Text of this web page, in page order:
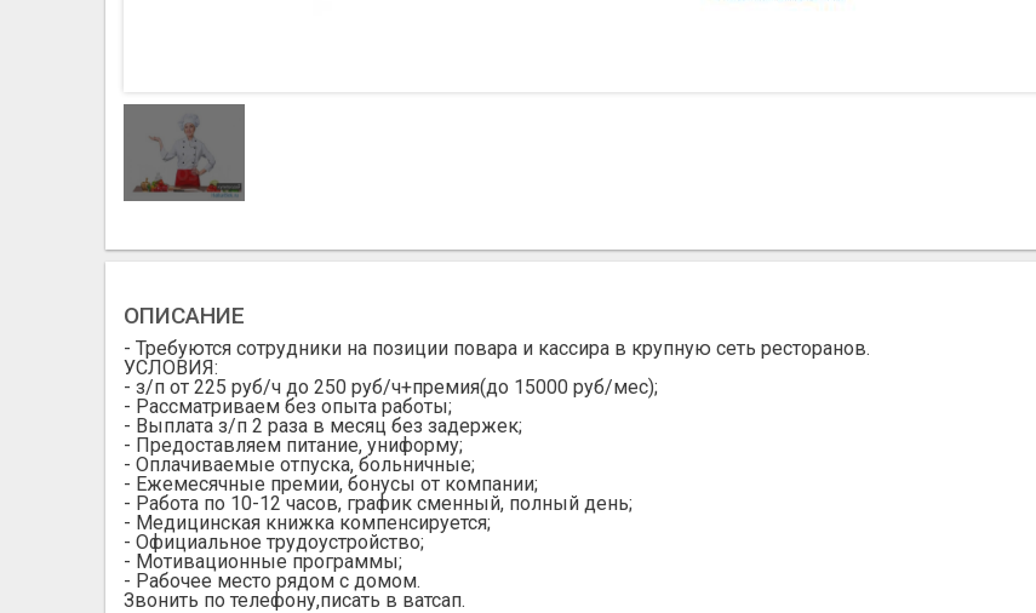
ОПИСАНИЕ
- Требуются сотрудники на позиции повара и кассира в крупную сеть ресторанов.
УСЛОВИЯ:
- з/п от 225 руб/ч до 250 руб/ч+премия(до 15000 руб/мес);
- Рассматриваем без опыта работы;
- Выплата з/п 2 раза в месяц без задержек;
- Предоставляем питание, униформу;
- Оплачиваемые отпуска, больничные;
- Ежемесячные премии, бонусы от компании;
- Работа по 10-12 часов, график сменный, полный день;
- Медицинская книжка компенсируется;
- Официальное трудоустройство;
- Мотивационные программы;
- Рабочее место рядом с домом.
Звонить по телефону,писать в ватсап.